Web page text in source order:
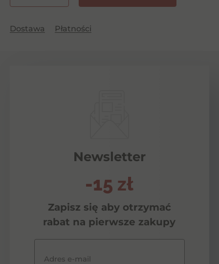
Piedemonte
Tierras
Dostawa Płatności
Newsletter
-15 zł
Zapisz się aby otrzymać
rabat na pierwsze zakupy
Adres e-mail